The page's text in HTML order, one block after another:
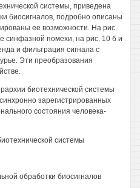
системы, приведена
биосигналов, подробно описаны
ее возможности. На рис.
синфазной помехи, на рис. 10 б и
и фильтрация сигнала с
Эти преобразования
биотехнической системы
зарегистрированных
состояния человека-
системы
обработки биосигналов